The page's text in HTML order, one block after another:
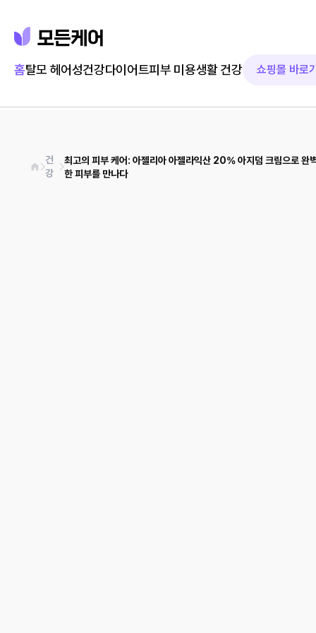
홈탈모 헤어성건강다이어트피부 미용생활 건강 쇼핑몰 바로
건
강
최고의 피부 케어: 아젤리아 아젤라익산 20% 아지덤 크림으로 완
한 피부를 만나다